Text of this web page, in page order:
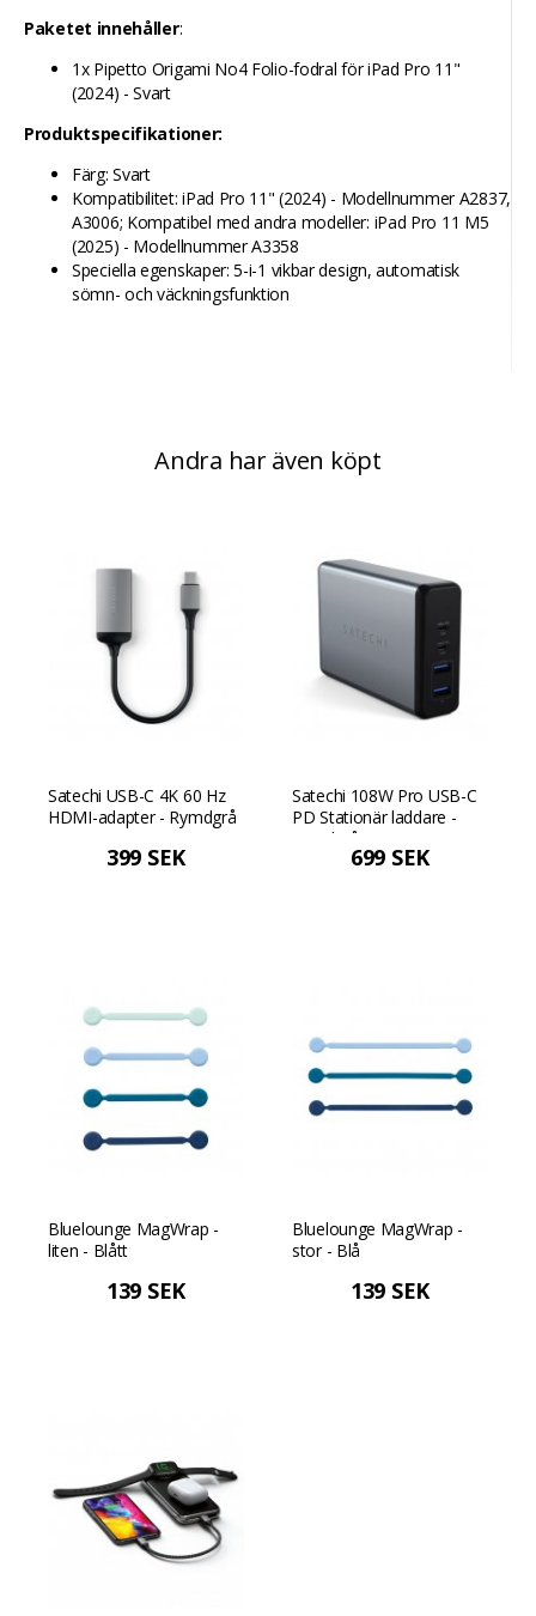
Paketet innehåller:
1x Pipetto Origami No4 Folio-fodral för iPad Pro 11"
(2024) - Svart
Produktspecifikationer:
Färg: Svart
Kompatibilitet: iPad Pro 11" (2024) - Modellnummer A2837,
A3006; Kompatibel med andra modeller: iPad Pro 11 M5
(2025) - Modellnummer A3358
Speciella egenskaper: 5-i-1 vikbar design, automatisk
sömn- och väckningsfunktion
Andra har även köpt
Satechi USB-C 4K 60 Hz
HDMI-adapter - Rymdgrå
399 SEK
Satechi 108W Pro USB-C
PD Stationär laddare -
Rymdgrå
699 SEK
Bluelounge MagWrap -
liten - Blått
139 SEK
Bluelounge MagWrap -
stor - Blå
139 SEK